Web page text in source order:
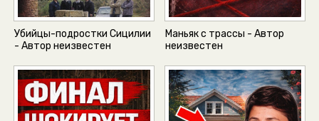
Убийцы-подростки Сицилии
- Автор неизвестен
Маньяк с трассы - Автор
неизвестен